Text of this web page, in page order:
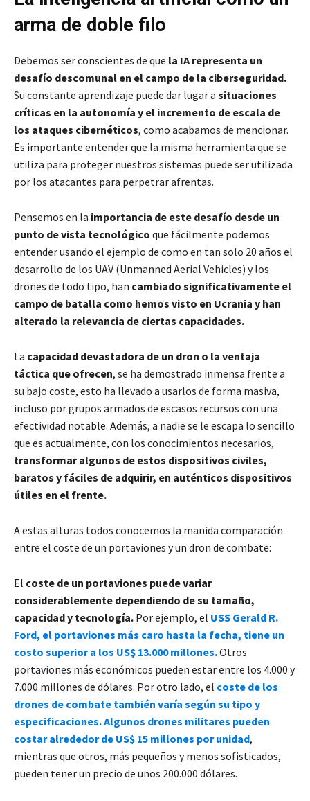
arma de doble filo
Debemos ser conscientes de que la IA representa un
desafío descomunal en el campo de la ciberseguridad.
Su constante aprendizaje puede dar lugar a situaciones
críticas en la autonomía y el incremento de escala de
los ataques cibernéticos, como acabamos de mencionar.
Es importante entender que la misma herramienta que se
utiliza para proteger nuestros sistemas puede ser utilizada
por los atacantes para perpetrar afrentas.
Pensemos en la importancia de este desafío desde un
punto de vista tecnológico que fácilmente podemos
entender usando el ejemplo de como en tan solo 20 años el
desarrollo de los UAV (Unmanned Aerial Vehicles) y los
drones de todo tipo, han cambiado significativamente el
campo de batalla como hemos visto en Ucrania y han
alterado la relevancia de ciertas capacidades.
La capacidad devastadora de un dron o la ventaja
táctica que ofrecen, se ha demostrado inmensa frente a
su bajo coste, esto ha llevado a usarlos de forma masiva,
incluso por grupos armados de escasos recursos con una
efectividad notable. Además, a nadie se le escapa lo sencillo
que es actualmente, con los conocimientos necesarios,
transformar algunos de estos dispositivos civiles,
baratos y fáciles de adquirir, en auténticos dispositivos
útiles en el frente.
A estas alturas todos conocemos la manida comparación
entre el coste de un portaviones y un dron de combate:
El coste de un portaviones puede variar
considerablemente dependiendo de su tamaño,
capacidad y tecnología. Por ejemplo, el USS Gerald R.
Ford, el portaviones más caro hasta la fecha, tiene un
costo superior a los US$ 13.000 millones.Otros
portaviones más económicos pueden estar entre los 4.000 y
7.000 millones de dólares. Por otro lado, el coste de los
drones de combate también varía según su tipo y
especificaciones. Algunos drones militares pueden
costar alrededor de US$ 15 millones por unidad,
mientras que otros, más pequeños y menos sofisticados,
pueden tener un precio de unos 200.000 dólares.